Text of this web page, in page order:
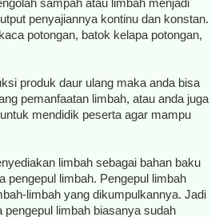
sampah atau limbah menjadi
penyajiannya kontinu dan konstan.
potongan, batok kelapa potongan,
produk daur ulang maka anda bisa
pemanfaatan limbah, atau anda juga
mendidik peserta agar mampu
limbah sebagai bahan baku
pengepul limbah. Pengepul limbah
limbah yang dikumpulkannya. Jadi
limbah biasanya sudah